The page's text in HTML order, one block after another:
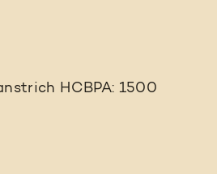
HCBPA: 1500